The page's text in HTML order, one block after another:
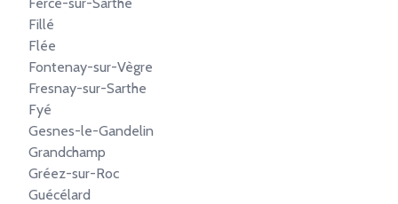
Fillé
Flée
Fontenay-sur-Vègre
Fresnay-sur-Sarthe
Fyé
Gesnes-le-Gandelin
Grandchamp
Gréez-sur-Roc
Guécélard